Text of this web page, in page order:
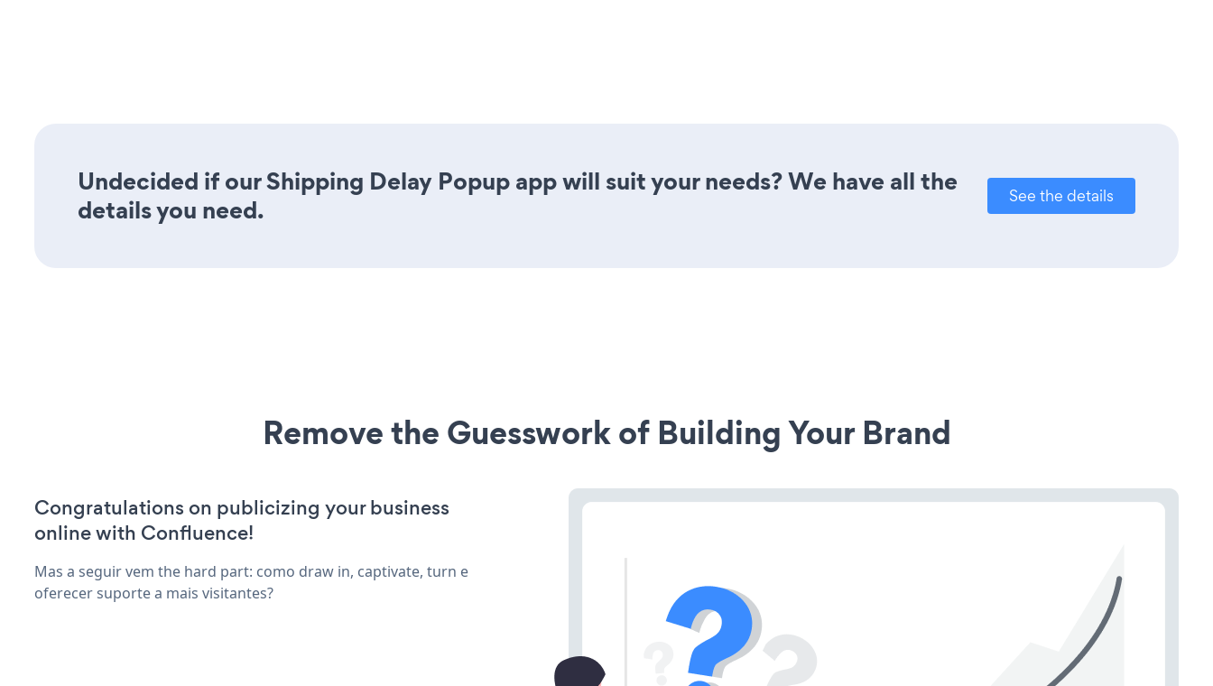
Undecided if our Shipping Delay Popup app will suit your needs? We have all the
details you need.
See the details
Remove the Guesswork of Building Your Brand
Congratulations on publicizing your business
online with Confluence!
Mas a seguir vem the hard part: como draw in, captivate, turn e
oferecer suporte a mais visitantes?